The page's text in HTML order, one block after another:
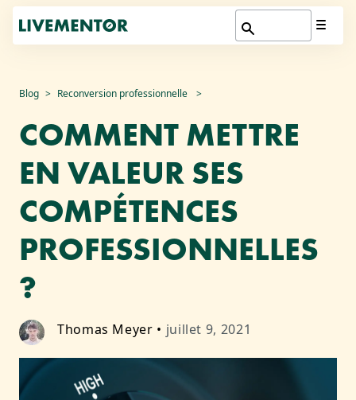
Aller
contenu
Blog Reconversion professionnelle
COMMENT METTRE
EN VALEUR SES
COMPÉTENCES
PROFESSIONNELLES
?
Thomas Meyer • juillet 9, 2021